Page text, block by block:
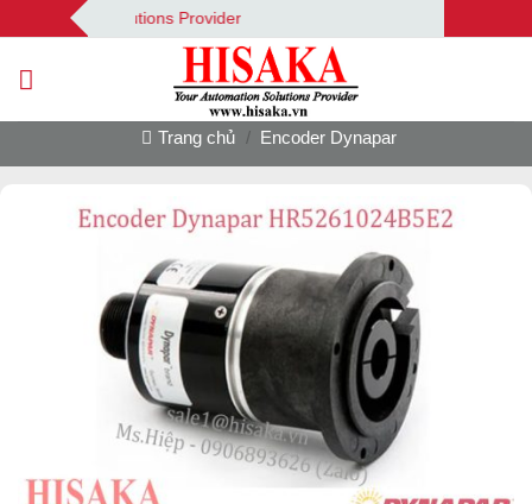
qua
nội
Solutions Provider
Trang chủ / Encoder Dynapar